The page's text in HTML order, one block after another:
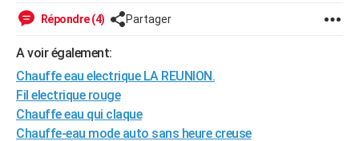
Forum
Aménagement intérieur
Extérieur
Cuisine
Salle de bains
Jardinage
Rangement
WEEK-END
Guides de France
Escapades
Patrimoine
Expositions
Musées
Week-end nature
+LIFESTYLE
Art de vivre
Bien-être
Loisirs
Mode
Modes de vie
SANTE
Alimentation
Guide de la santé
Maladies
Médicaments
Sommeil
VOYAGE
Répondre (4) Partager
A voir également:
Chauffe eau electrique LA REUNION.
Fil electrique rouge
Chauffe eau qui claque
Chauffe-eau mode auto sans heure creuse